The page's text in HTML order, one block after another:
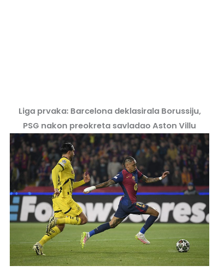
Liga prvaka: Barcelona deklasirala Borussiju,
PSG nakon preokreta savladao Aston Villu